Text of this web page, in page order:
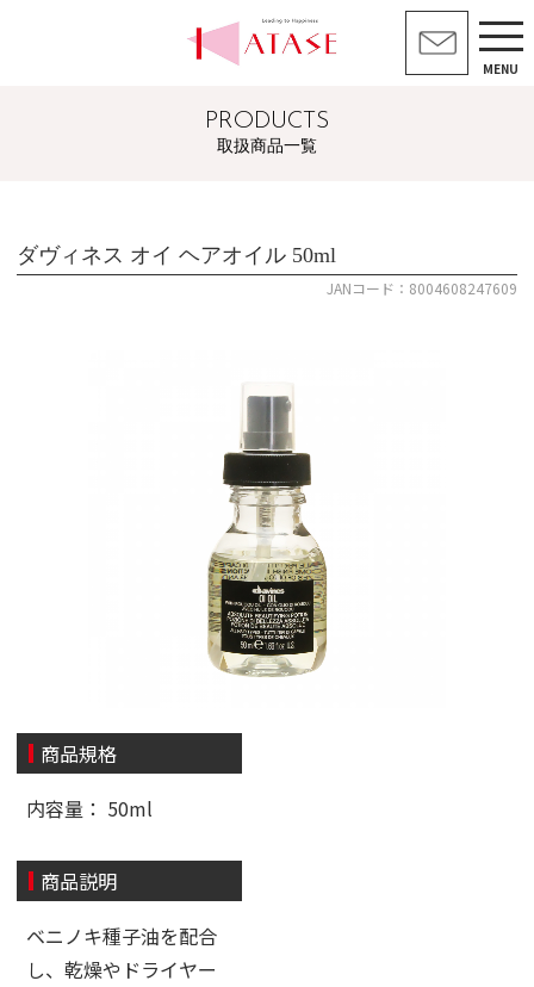
MENU
PRODUCTS
取扱商品一覧
ダヴィネス オイ ヘアオイル 50ml
JANコード：8004608247609
商品規格
内容量： 50ml
商品説明
ベニノキ種子油を配合
し、乾燥やドライヤー